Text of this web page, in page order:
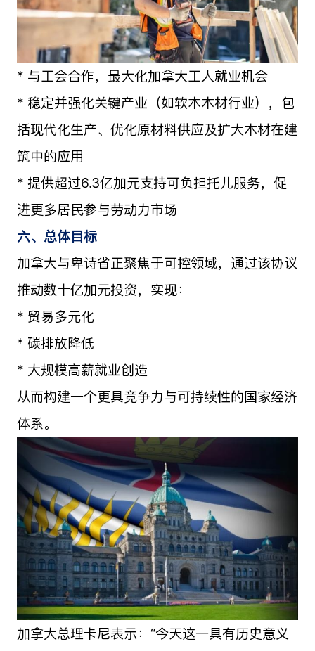
* 与工会合作，最大化加拿大工人就业机会
* 稳定并强化关键产业（如软木木材行业），包
括现代化生产、优化原材料供应及扩大木材在建
筑中的应用
* 提供超过6.3亿加元支持可负担托儿服务，促
进更多居民参与劳动力市场
六、总体目标
加拿大与卑诗省正聚焦于可控领域，通过该协议
推动数十亿加元投资，实现：
* 贸易多元化
* 碳排放降低
* 大规模高薪就业创造
从而构建一个更具竞争力与可持续性的国家经济
体系。
加拿大总理卡尼表示：“今天这一具有历史意义